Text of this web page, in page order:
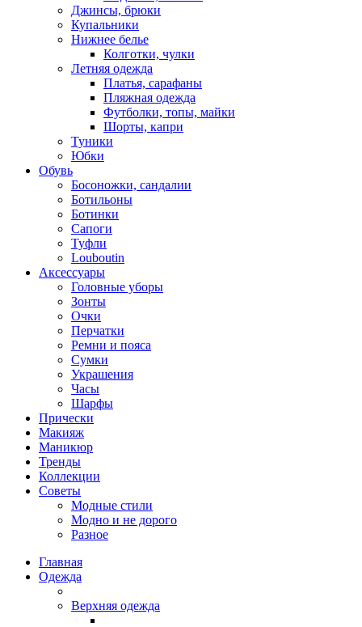
Джинсы, брюки
Купальники
Нижнее белье
Колготки, чулки
Летняя одежда
Платья, сарафаны
Пляжная одежда
Футболки, топы, майки
Шорты, капри
Туники
Юбки
Обувь
Босоножки, сандалии
Ботильоны
Ботинки
Сапоги
Туфли
Louboutin
Аксессуары
Головные уборы
Зонты
Очки
Перчатки
Ремни и пояса
Сумки
Украшения
Часы
Шарфы
Прически
Макияж
Маникюр
Тренды
Коллекции
Советы
Модные стили
Модно и не дорого
Разное
Главная
Одежда
Верхняя одежда